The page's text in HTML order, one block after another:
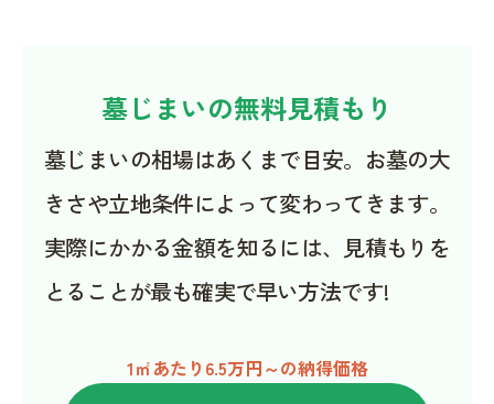
墓じまいの無料見積もり
墓じまいの相場はあくまで目安。お墓の大
きさや立地条件によって変わってきます。
実際にかかる金額を知るには、見積もりを
とることが最も確実で早い方法です!
1㎡あたり6.5万円～の納得価格